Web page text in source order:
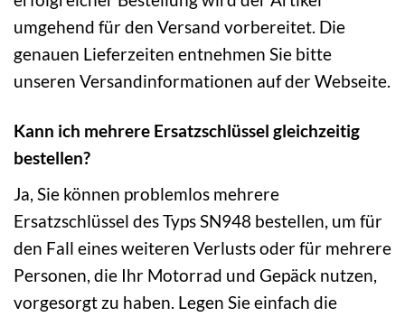
umgehend für den Versand vorbereitet. Die
genauen Lieferzeiten entnehmen Sie bitte
unseren Versandinformationen auf der Webseite.
Kann ich mehrere Ersatzschlüssel gleichzeitig
bestellen?
Ja, Sie können problemlos mehrere
Ersatzschlüssel des Typs SN948 bestellen, um für
den Fall eines weiteren Verlusts oder für mehrere
Personen, die Ihr Motorrad und Gepäck nutzen,
vorgesorgt zu haben. Legen Sie einfach die